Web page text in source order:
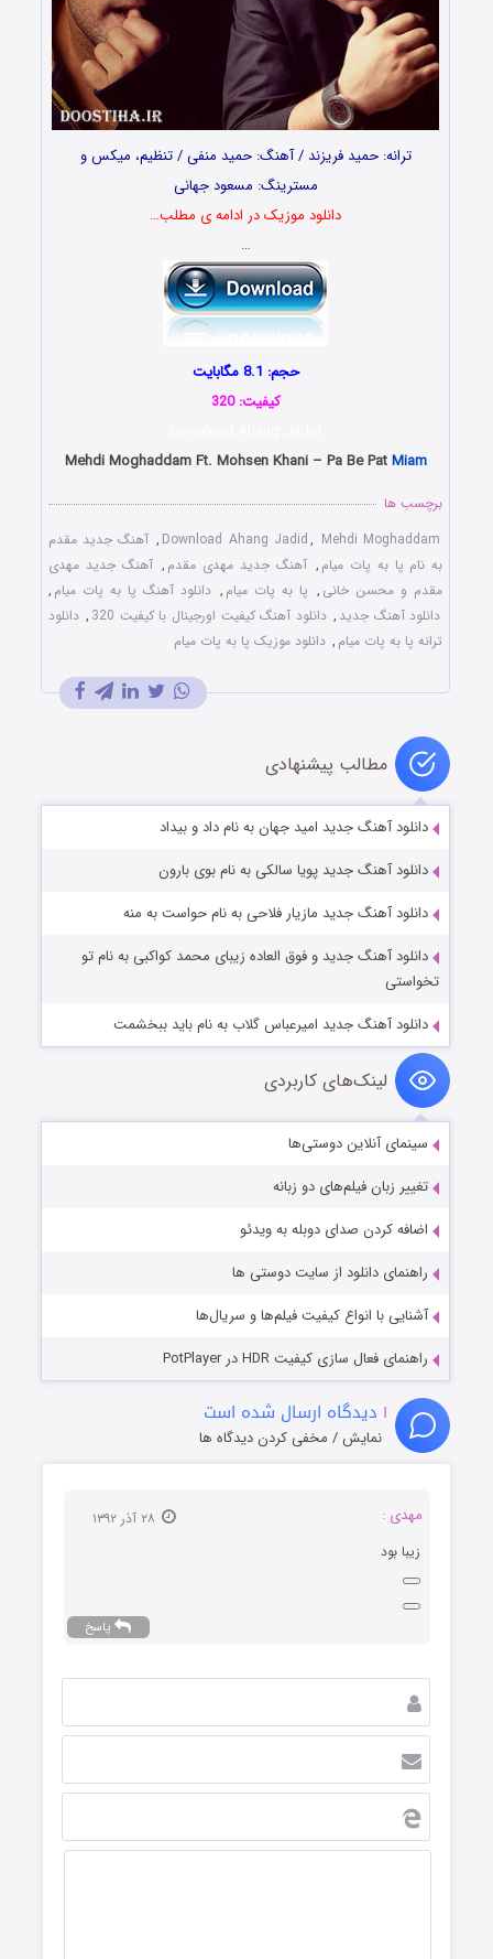
ترانه: حمید فریزند / آهنگ: حمید منفی / تنظیم، میکس و
مسترینگ: مسعود جهانی
دانلود موزیک در ادامه ی مطلب…
…
حجم: 8.1 مگابایت
کیفیت: 320
Mehdi Moghaddam Ft. Mohsen Khani – Pa Be PatMiam
برچسب ها
Download Ahang Jadid, Mehdi Moghaddam
, آهنگ جدید مقدم
به نام پا به پات میام , آهنگ جدید مهدی مقدم , آهنگ جدید مهدی
مقدم و محسن خانی , پا به پات میام , دانلود آهنگ پا به پات میام ,
دانلود آهنگ جدید , دانلود آهنگ کیفیت اورجینال با کیفیت 320 , دانلود
ترانه پا به پات میام , دانلود موزیک پا به پات میام
مطالب پیشنهادی
دانلود آهنگ جدید امید جهان به نام داد و بیداد
دانلود آهنگ جدید پویا سالکی به نام بوی بارون
دانلود آهنگ جدید مازیار فلاحی به نام حواست به منه
دانلود آهنگ جدید و فوق العاده زیبای محمد کواکبی به نام تو
تخواستی
دانلود آهنگ جدید امیرعباس گلاب به نام باید ببخشمت
لینک‌های کاربردی
سینمای آنلاین دوستی‌ها
تغییر زبان فیلم‌های دو زبانه
اضافه کردن صدای دوبله به ویدئو
راهنمای دانلود از سایت دوستی ها
آشنایی با انواع کیفیت فیلم‌ها و سریال‌ها
راهنمای فعال سازی کیفیت HDR در PotPlayer
۱ دیدگاه ارسال شده است
نمایش / مخفی کردن دیدگاه ها
مهدی :
زیبا بود
پاسخ